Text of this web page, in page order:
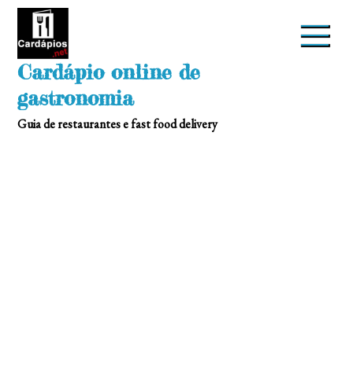
Skip
Cardápio online de
gastronomia
Guia de restaurantes e fast food delivery